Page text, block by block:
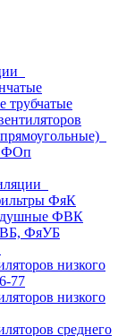
трубчатые
ФОп
ФяК
ФВК
ФяУБ
низкого
77
низкого
среднего